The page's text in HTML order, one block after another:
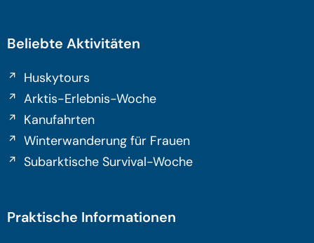
Beliebte Aktivitäten
Huskytours
Arktis-Erlebnis-Woche
Kanufahrten
Winterwanderung für Frauen
Subarktische Survival-Woche
Praktische Informationen